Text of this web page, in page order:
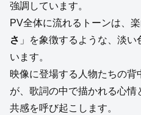
強調しています。
PV全体に流れるトーンは、楽
さ 」を象徴するような、淡
います。
映像に登場する人物たちの
が、歌詞の中で描かれる心
共感を呼び起こします。